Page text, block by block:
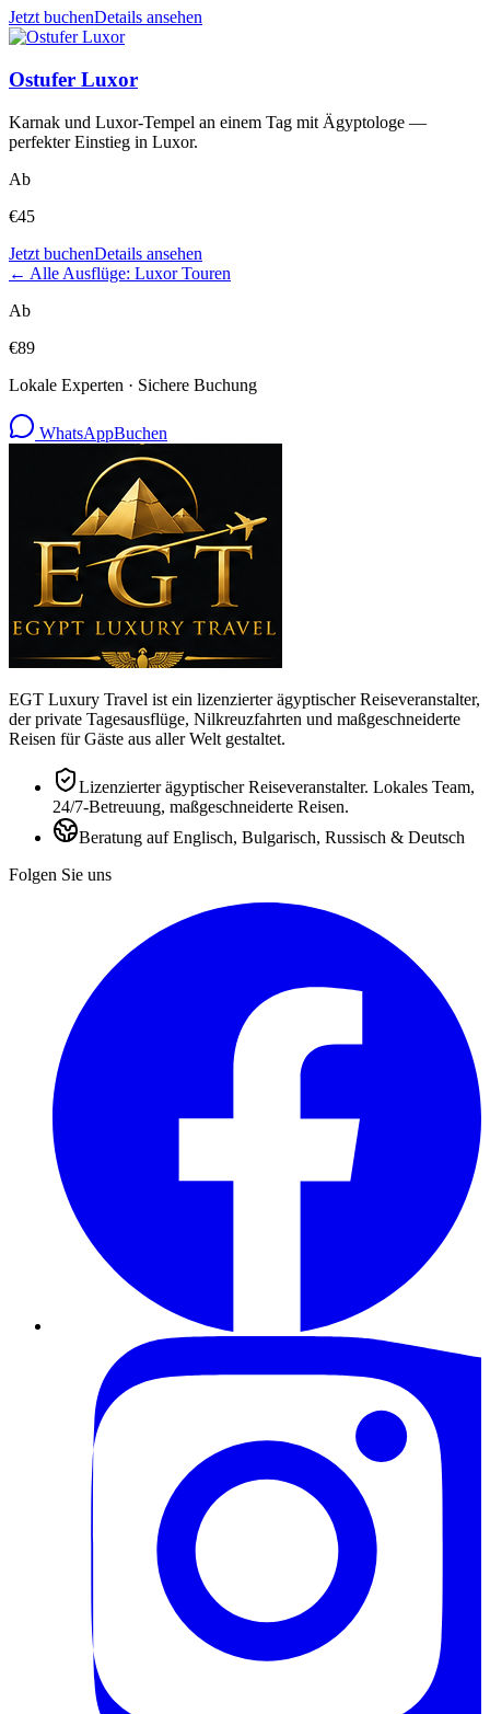
Jetzt buchenDetails ansehen
Ostufer Luxor
Karnak und Luxor-Tempel an einem Tag mit Ägyptologe —
perfekter Einstieg in Luxor.
Ab
€45
Jetzt buchenDetails ansehen
← Alle Ausflüge: Luxor Touren
Ab
€89
Lokale Experten · Sichere Buchung
WhatsAppBuchen
EGT Luxury Travel ist ein lizenzierter ägyptischer Reiseveranstalter,
der private Tagesausflüge, Nilkreuzfahrten und maßgeschneiderte
Reisen für Gäste aus aller Welt gestaltet.
Lizenzierter ägyptischer Reiseveranstalter. Lokales Team,
24/7-Betreuung, maßgeschneiderte Reisen.
Beratung auf Englisch, Bulgarisch, Russisch & Deutsch
Folgen Sie uns